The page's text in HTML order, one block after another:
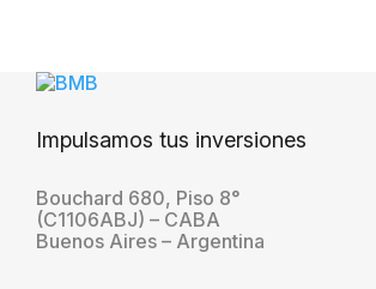
Impulsamos tus inversiones
Bouchard 680, Piso 8°
(C1106ABJ) – CABA
Buenos Aires – Argentina